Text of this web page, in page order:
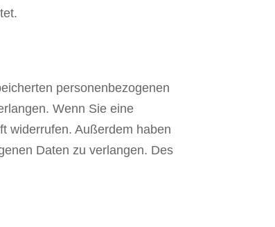
personenbezogenen
Wenn Sie eine
widerrufen. Außerdem haben
Daten zu verlangen. Des